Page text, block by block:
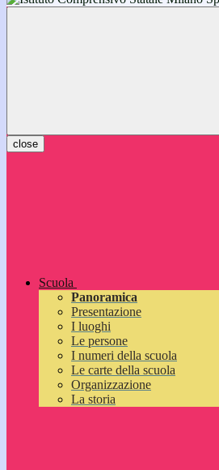
inizieranno il 14 settembre 2026: vi
close
Scuola
Panoramica
Presentazione
I luoghi
Le persone
I numeri della scuola
Le carte della scuola
Organizzazione
La storia